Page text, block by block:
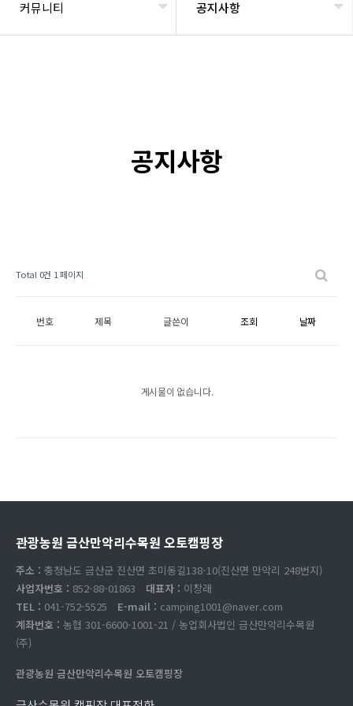
커뮤니티 공지사항
공지사항
Total 0건 1 페이지
번호 제목 글쓴이 조회 날짜
게시물이 없습니다.
관광농원 금산만악리수목원 오토캠핑장
주소 : 충청남도 금산군 진산면 초미동길138-10(진산면 만악리 248번지)
사업자번호 : 852-88-01863 대표자 : 이창래
TEL : 041-752-5525 E-mail : camping1001@naver.com
계좌번호 : 농협 301-6600-1001-21 / 농업회사법인 금산만악리수목원
(주)
관광농원 금산만악리수목원 오토캠핑장